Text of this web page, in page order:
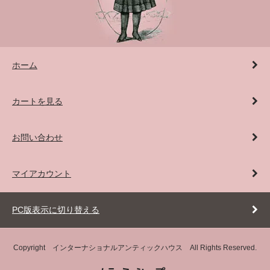
ホーム
カートを見る
お問い合わせ
マイアカウント
PC版表示に切り替える
Copyright インターナショナルアンティックハウス All Rights Reserved.